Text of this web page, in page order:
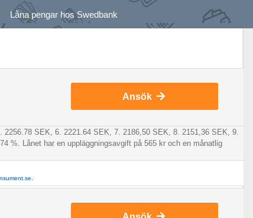
Låna pengar hos Swedbank
Ansök
SEK, 6. 2221.64 SEK, 7. 2186,50 SEK, 8. 2151,36 SEK, 9.
%. Lånet har en uppläggningsavgift på 565 kr och en månatlig